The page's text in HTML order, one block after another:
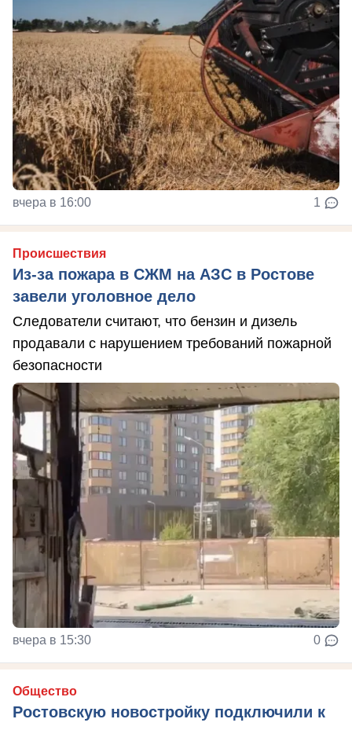
вчера в 16:00 1
Происшествия
Из-за пожара в СЖМ на АЗС в Ростове
завели уголовное дело
Следователи считают, что бензин и дизель
продавали с нарушением требований пожарной
безопасности
вчера в 15:30 0
Общество
Ростовскую новостройку подключили к